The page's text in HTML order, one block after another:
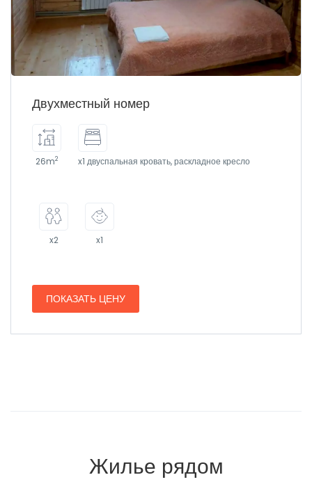
Двухместный номер
26m2 x1 двуспальная кровать, раскладное кресло
x2 x1
ПОКАЗАТЬ ЦЕНУ
Жилье рядом